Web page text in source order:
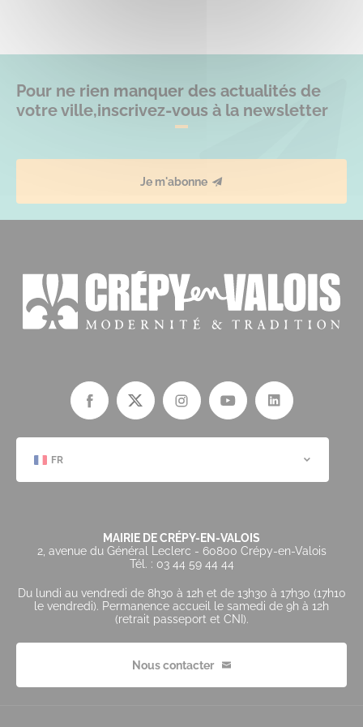
Pour ne rien manquer des actualités de
votre ville,inscrivez-vous à la newsletter
Je m'abonne
FR
MAIRIE DE CRÉPY-EN-VALOIS
2, avenue du Général Leclerc - 60800 Crépy-en-Valois
Tél. : 03 44 59 44 44
Du lundi au vendredi de 8h30 à 12h et de 13h30 à 17h30 (17h10
le vendredi). Permanence accueil le samedi de 9h à 12h
(retrait passeport et CNI).
Nous contacter